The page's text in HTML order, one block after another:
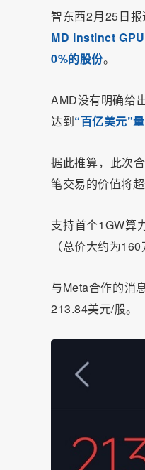
智东西2月25日
MD Instinct GPU
0%的股份。
AMD没有明确给
达到“百亿美元”
据此推算，此次
笔交易的价值将
支持首个1GW算
（总价大约为
与Meta合作的消
213.84美元/股。